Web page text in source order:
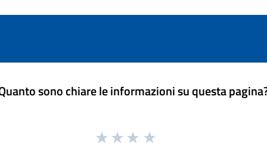
sono chiare le informazioni su questa